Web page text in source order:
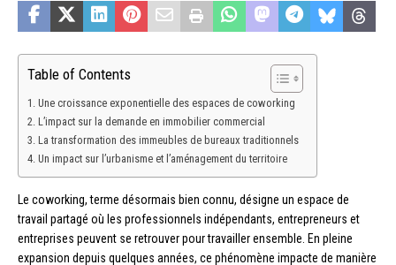
Table of Contents
Une croissance exponentielle des espaces de coworking
L’impact sur la demande en immobilier commercial
La transformation des immeubles de bureaux traditionnels
Un impact sur l’urbanisme et l’aménagement du territoire
Le coworking, terme désormais bien connu, désigne un espace de
travail partagé où les professionnels indépendants, entrepreneurs et
entreprises peuvent se retrouver pour travailler ensemble. En pleine
expansion depuis quelques années, ce phénomène impacte de manière